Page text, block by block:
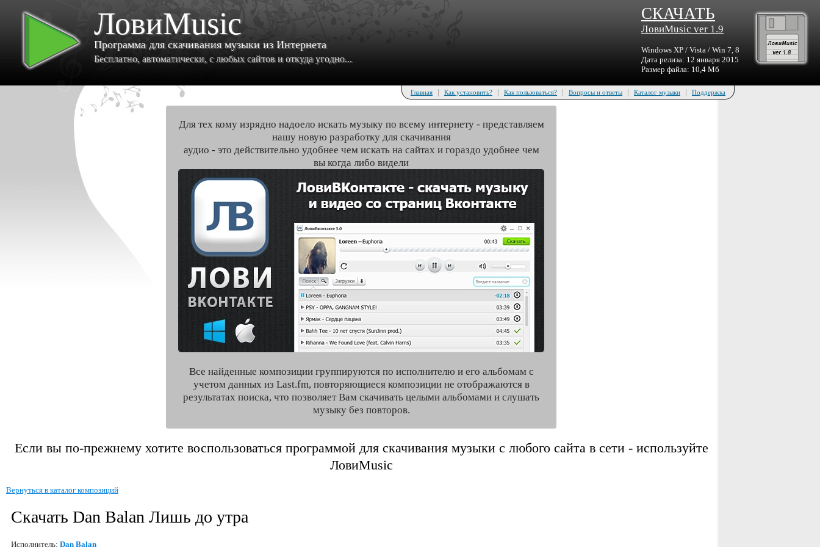
ЛовиMusic
Программа для скачивания музыки из Интернета
Бесплатно, автоматически, с любых сайтов и откуда угодно...
СКАЧАТЬ
ЛовиMusic ver 1.9
Windows XP / Vista / Win 7, 8
Дата релиза: 12 января 2015
Размер файла: 10,4 Мб
Главная | Как установить? | Как пользоваться? | Вопросы и ответы | Каталог музыки | Поддержка
Для тех кому изрядно надоело искать музыку по всему интернету - представляем
нашу новую разработку для скачивания
аудио - это действительно удобнее чем искать на сайтах и гораздо удобнее чем
вы когда либо видели
Все найденные композиции группируются по исполнителю и его альбомам с
учетом данных из Last.fm, повторяющиеся композиции не отображаются в
результатах поиска, что позволяет Вам скачивать целыми альбомами и слушать
музыку без повторов.
Если вы по-прежнему хотите воспользоваться программой для скачивания музыки с любого сайта в сети - используйте
ЛовиMusic
Вернуться в каталог композиций
Скачать Dan Balan Лишь до утра
Исполнитель: Dan Balan